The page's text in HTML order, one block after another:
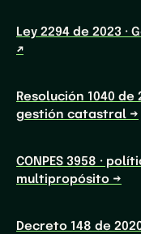
Ley 2294 de 2023
↗
Resolución 1040 de
gestión catastral →
CONPES 3958 ·
multipropósito →
Decreto 148 de